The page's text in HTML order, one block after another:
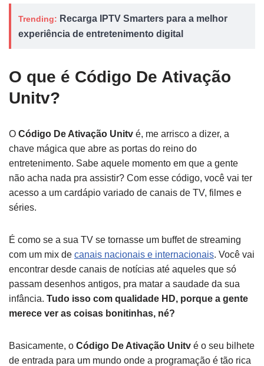
Trending: Recarga IPTV Smarters para a melhor
experiência de entretenimento digital
O que é Código De Ativação
Unitv?
O Código De Ativação Unitv é, me arrisco a dizer, a
chave mágica que abre as portas do reino do
entretenimento. Sabe aquele momento em que a gente
não acha nada pra assistir? Com esse código, você vai ter
acesso a um cardápio variado de canais de TV, filmes e
séries.
É como se a sua TV se tornasse um buffet de streaming
com um mix de canais nacionais e internacionais. Você vai
encontrar desde canais de notícias até aqueles que só
passam desenhos antigos, pra matar a saudade da sua
infância. Tudo isso com qualidade HD, porque a gente
merece ver as coisas bonitinhas, né?
Basicamente, o Código De Ativação Unitv é o seu bilhete
de entrada para um mundo onde a programação é tão rica